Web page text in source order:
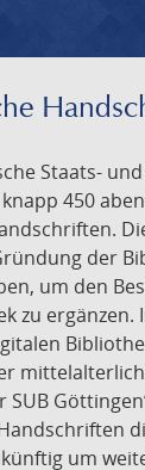
Staats-
450
der
um den
zu ergänzen.
um